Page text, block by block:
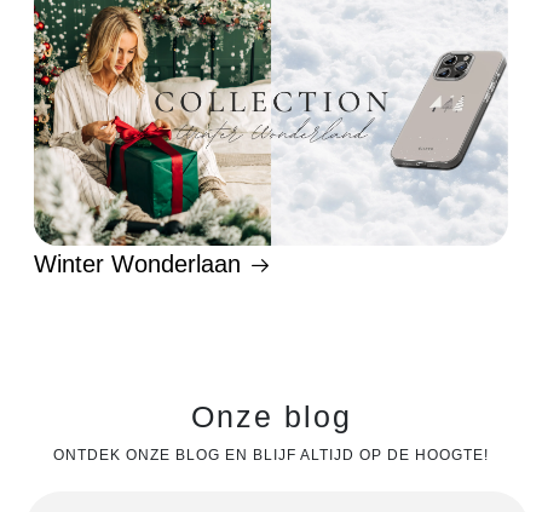
Winter Wonderlaan
Onze blog
ONTDEK ONZE BLOG EN BLIJF ALTIJD OP DE HOOGTE!